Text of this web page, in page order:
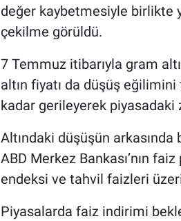
değer kaybetmesiyle birlikte
çekilme görüldü.
7 Temmuz itibarıyla gram
altın fiyatı da düşüş
kadar gerileyerek piyasadaki
Altındaki düşüşün arkasında
ABD Merkez Bankası’nın
endeksi ve tahvil faizleri
Piyasalarda faiz indirimi